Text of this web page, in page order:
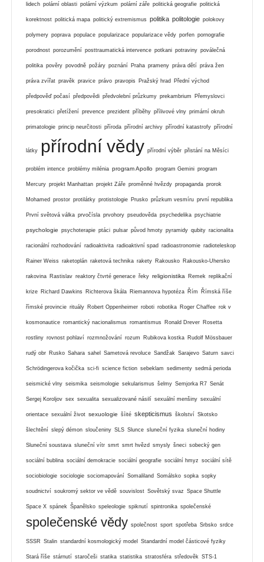
lidech polární oblasti polární výzkum polární záře politická geografie politická
korektnost politická mapa politický extremismus politika politologie polokovy
polymery poprava populace popularizace popularizace vědy porfen pornografie
porodnost porozumění posttraumatická intervence potkani potraviny poválečná
politika pověry povodně požáry poznání Praha prameny práva dětí práva žen
práva zvířat pravěk pravice právo pravopis Pražský hrad Přední východ
předpověď počasí předpovědi předvolební průzkumy prekambrium Přemyslovci
presokratici přetížení prevence prezident příběhy přílivové vlny primární okruh
primatologie princip neurčitosti příroda přírodní archivy přírodní katastrofy přírodní
látky přírodní vědy přírodní výběr přistání na Měsíci
problém intence problémy milénia program Apollo program Gemini program
Mercury projekt Manhattan projekt Záře proměnné hvězdy propaganda prorok
Mohamed prostor protilátky protistologie Prusko průzkum vesmíru první republika
První světová válka prvočísla prvohory pseudověda psychedelika psychiatrie
psychologie psychoterapie ptáci pulsar původ hmoty pyramidy qubity racionalita
racionální rozhodování radioaktivita radioaktivní spad radioastronomie radioteleskop
Rainer Weiss raketoplán raketová technika rakety Rakousko Rakousko-Uhersko
rakovina Rastislav reaktory čtvrté generace řeky religionistika Remek replikační
krize Richard Dawkins Richterova škála Riemannova hypotéza Řím Římská říše
římské provincie rituály Robert Oppenheimer roboti robotika Roger Chaffee rok v
kosmonautice romantický nacionalismus romantismus Ronald Drever Rosetta
rostliny rovnost pohlaví rozmnožování rozum Rubikova kostka Rudolf Mössbauer
rudý obr Rusko Sahara sahel Sametová revoluce Sandžak Sarajevo Saturn savci
Schrödingerova kočička sci-fi science fiction sebeklam sedimenty sedmá perioda
seismické vlny seismika seismologie sekularismus šelmy Semjorka R7 Senát
Sergej Koroljov sex sexualita sexualizované násilí sexuální menšiny sexuální
orientace sexuální život sexuologie šíité skepticismus školství Skotsko
šlechtění slepý démon sloučeniny SLS Slunce sluneční fyzika sluneční hodiny
Sluneční soustava sluneční vítr smrt smrt hvězd smysly šneci sobecký gen
sociální bublina sociální demokracie sociální geografie sociální hmyz sociální sítě
sociobiologie sociologie sociomapování Somaliland Somálsko sopka sopky
soudnictví soukromý sektor ve vědě souvislost Sovětský svaz Space Shuttle
Space X spánek Španělsko speleologie spiknutí spintronika společenské
společenské vědy společnost sport spotřeba Srbsko srdce
SSSR Stalin standardní kosmologický model Standardní model částicové fyziky
Stará říše stárnutí staročeši statika statistika stratosféra středověk STS-1